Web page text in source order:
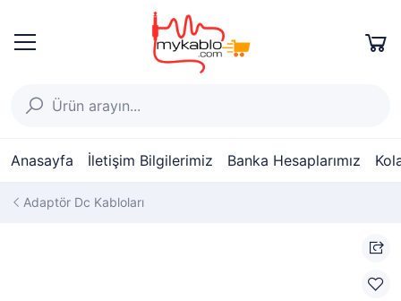
Anasayfa İletişim Bilgilerimiz Banka Hesaplarımız
Adaptör Dc Kabloları